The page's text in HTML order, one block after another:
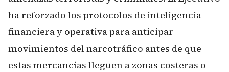
ha reforzado los protocolos de inteligencia
financiera y operativa para anticipar
movimientos del narcotráfico antes de que
estas mercancías lleguen a zonas costeras o